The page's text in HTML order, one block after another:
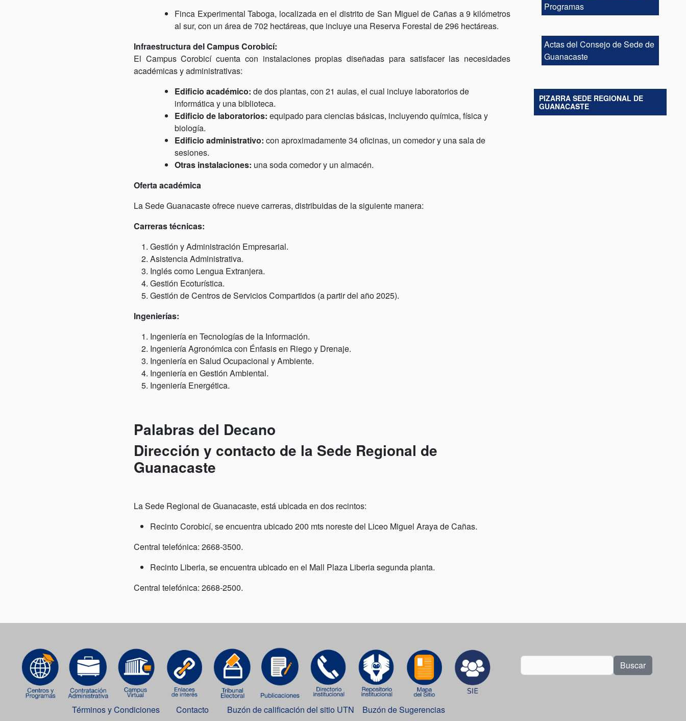
Finca Experimental Taboga, localizada en el distrito de San Miguel de Cañas a 9 kilómetros
al sur, con un área de 702 hectáreas, que incluye una Reserva Forestal de 296 hectáreas.
Infraestructura del Campus Corobicí:
El Campus Corobicí cuenta con instalaciones propias diseñadas para satisfacer las necesidades
académicas y administrativas:
Edificio académico: de dos plantas, con 21 aulas, el cual incluye laboratorios de
informática y una biblioteca.
Edificio de laboratorios: equipado para ciencias básicas, incluyendo química, física y
biología.
Edificio administrativo: con aproximadamente 34 oficinas, un comedor y una sala de
sesiones.
Otras instalaciones: una soda comedor y un almacén.
Oferta académica
La Sede Guanacaste ofrece nueve carreras, distribuidas de la siguiente manera:
Carreras técnicas:
Gestión y Administración Empresarial.
Asistencia Administrativa.
Inglés como Lengua Extranjera.
Gestión Ecoturística.
Gestión de Centros de Servicios Compartidos (a partir del año 2025).
Ingenierías:
Ingeniería en Tecnologías de la Información.
Ingeniería Agronómica con Énfasis en Riego y Drenaje.
Ingeniería en Salud Ocupacional y Ambiente.
Ingeniería en Gestión Ambiental.
Ingeniería Energética.
Palabras del Decano
Dirección y contacto de la Sede Regional de
Guanacaste
La Sede Regional de Guanacaste, está ubicada en dos recintos:
Recinto Corobicí, se encuentra ubicado 200 mts noreste del Liceo Miguel Araya de Cañas.
Central telefónica: 2668-3500.
Recinto Liberia, se encuentra ubicado en el Mall Plaza Liberia segunda planta.
Central telefónica: 2668-2500.
Programas
Actas del Consejo de Sede de
Guanacaste
PIZARRA SEDE REGIONAL DE
GUANACASTE
Términos y Condiciones Contacto Buzón de calificación del sitio UTN Buzón de Sugerencias
Buscar